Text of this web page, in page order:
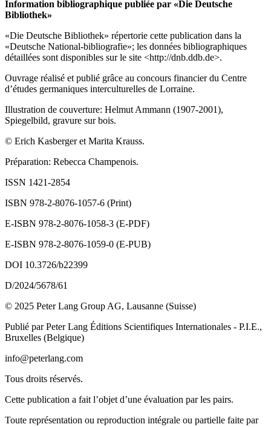
Information bibliographique publiée par «Die Deutsche
Bibliothek»
«Die Deutsche Bibliothek» répertorie cette publication dans la
«Deutsche National-bibliografie»; les données bibliographiques
détaillées sont disponibles sur le site <http://dnb.ddb.de>.
Ouvrage réalisé et publié grâce au concours financier du Centre
d’études germaniques interculturelles de Lorraine.
Illustration de couverture: Helmut Ammann (1907-2001),
Spiegelbild, gravure sur bois.
© Erich Kasberger et Marita Krauss.
Préparation: Rebecca Champenois.
ISSN 1421-2854
ISBN 978-2-8076-1057-6 (Print)
E-ISBN 978-2-8076-1058-3 (E-PDF)
E-ISBN 978-2-8076-1059-0 (E-PUB)
DOI 10.3726/b22399
D/2024/5678/61
© 2025 Peter Lang Group AG, Lausanne (Suisse)
Publié par Peter Lang Éditions Scientifiques Internationales - P.I.E.,
Bruxelles (Belgique)
info@peterlang.com
Tous droits réservés.
Cette publication a fait l’objet d’une évaluation par les pairs.
Toute représentation ou reproduction intégrale ou partielle faite par